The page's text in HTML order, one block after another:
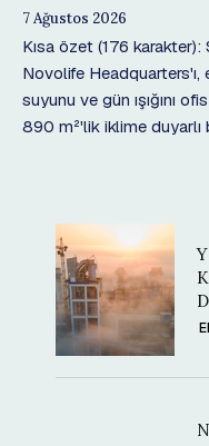
7 Ağustos 2026
Kısa özet (176
Novolife Headquarters'ı,
suyunu ve gün ışığını
890 m²'lik iklime duyarlı